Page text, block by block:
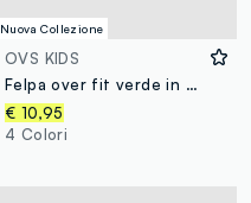
Nuova Collezione
OVS KIDS
Felpa over fit verde in puro cotone con stampa e tasca a marsupio per bambino
€ 10,95
4 Colori